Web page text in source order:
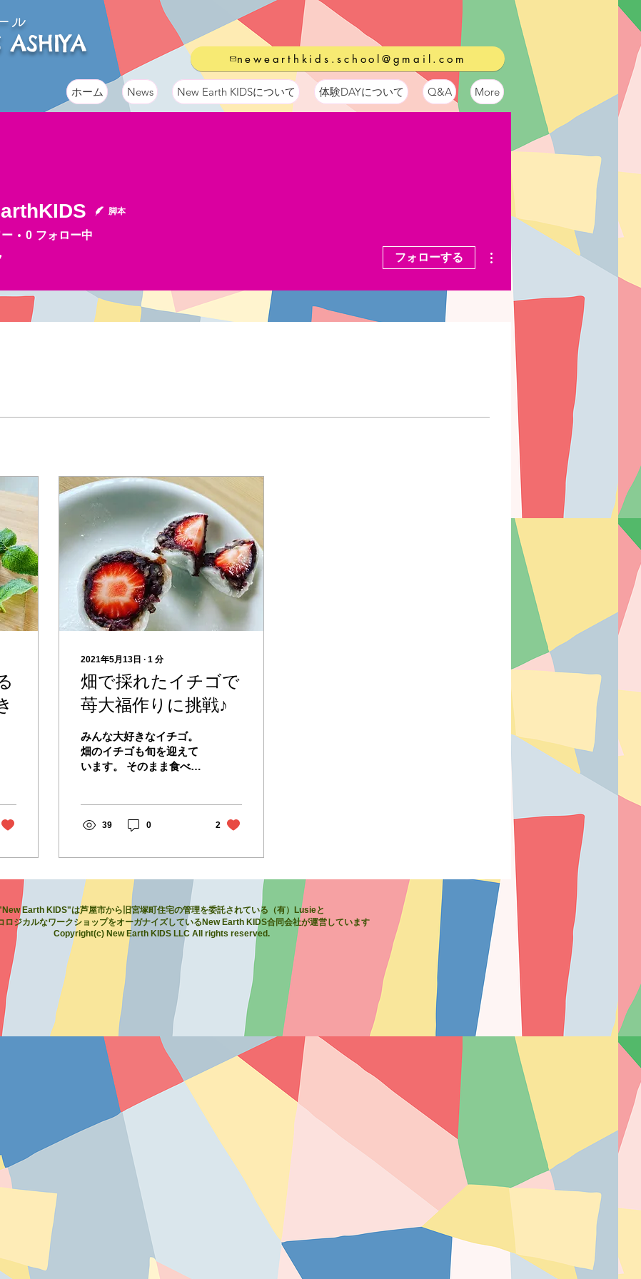
ル
newearthkids.school@gmail.com
ホーム News New Earth KIDSについて 体験DAYについて Q&A More
2021年5月13日 ∙ 1 分
畑で採れたイチゴで
苺大福作りに挑戦♪
みんな大好きなイチゴ。
畑のイチゴも旬を迎えて
います。 そのまま食べて
挑戦です。 お餅をつくと
な苺大福。 ワクワクとド
す。...
39 0 2
脚本
0 フォロー中
フォローする
Earth KIDS"は芦屋市から旧宮塚町住宅の管理を委託されている（有）Lusieと
ロジカルなワークショップをオーガナイズしているNew Earth KIDS合同会社が運営しています
Copyright(c) New Earth KIDS LLC All rights reserved.